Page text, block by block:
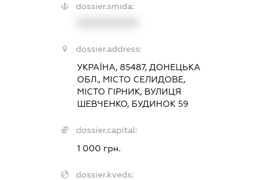
dossier.smida:
dossier.address:
УКРАЇНА, 85487, ДОНЕЦЬКА
ОБЛ., МІСТО СЕЛИДОВЕ,
МІСТО ГІРНИК, ВУЛИЦЯ
ШЕВЧЕНКО, БУДИНОК 59
dossier.capital:
1 000 грн.
dossier.kveds: